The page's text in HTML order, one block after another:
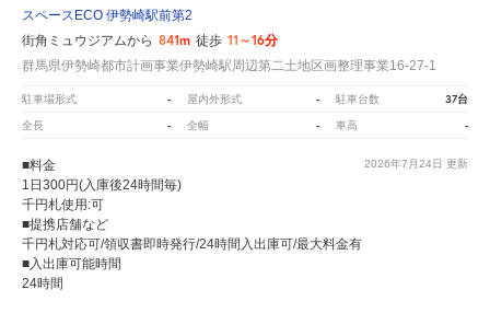
スペースECO 伊勢崎駅前第2
街角ミュウジアムから 841m 徒歩 11～16分
群馬県伊勢崎都市計画事業伊勢崎駅周辺第二土地区画整理事業16-27-1
駐車場形式 - 屋内外形式 - 駐車台数 37台
全長 - 全幅 - 車高 -
2026年7月24日 更新
■料金
1日300円(入庫後24時間毎)
千円札使用:可
■提携店舗など
千円札対応可/領収書即時発行/24時間入出庫可/最大料金有
■入出庫可能時間
24時間